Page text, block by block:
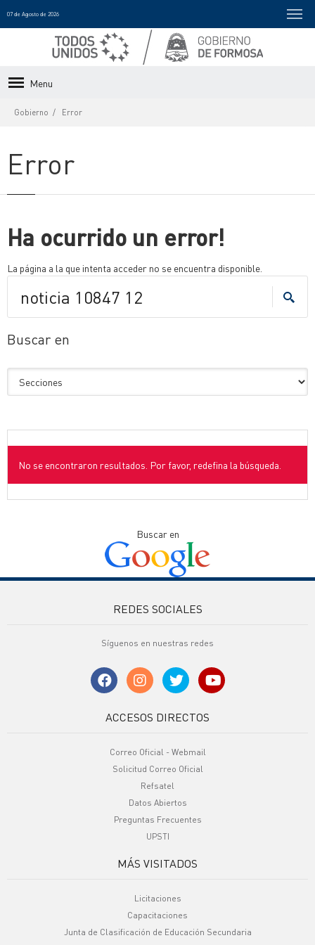
07 de Agosto de 2026
Menu
Gobierno Error
Error
Ha ocurrido un error!
La página a la que intenta acceder no se encuentra disponible.
Buscar en
No se encontraron resultados. Por favor, redefina la búsqueda.
Buscar en
REDES SOCIALES
Síguenos en nuestras redes
ACCESOS DIRECTOS
Correo Oficial - Webmail
Solicitud Correo Oficial
Refsatel
Datos Abiertos
Preguntas Frecuentes
UPSTI
MÁS VISITADOS
Licitaciones
Capacitaciones
Junta de Clasificación de Educación Secundaria